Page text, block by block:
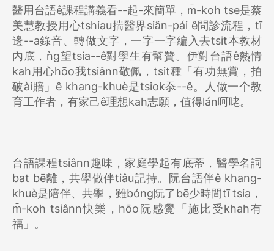
醫用台語ê課程講義看--起-來簡單，m̄-koh tse是蔡
美慧教授用心tshiau揣醫界sia̋n-pái ê問診流程，tī
邊--a錄音、轉做文字，一字一字編入去tsit本教材
內底，ǹg望tsia--ê對學生有幫贊。伊對台語ê熱情
kah用心hōo我tsiânn敬佩，tsit種「有功無賞，拍
破ài賠」ê khang-khuè是tsiok忝--ê。人做一个教
育工作者，有家己ê理想kah志願，值得lán呵咾。
台語課程tsiânn趣味，家庭學起有底蒂，醫學名詞
bat bē離，共學做伴tiâu記持。阮台語伴ê khang-
khuè是陪伴、共學，雖bóng阮了bē少時間tī tsia，
m̄-koh tsiânn快樂，hōo阮感覺「施比受khah有
福」。